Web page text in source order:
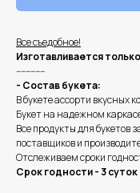
Все съедобное!
Изготавливается
------------
- Состав букета:
В букете ассорти вкусных
Букет на надежном
Все продукты для букетов
поставщиков и
Отслеживаем сроки
Срок годности - 3 суток